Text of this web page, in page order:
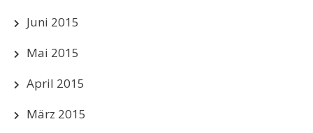
Juni 2015
Mai 2015
April 2015
März 2015